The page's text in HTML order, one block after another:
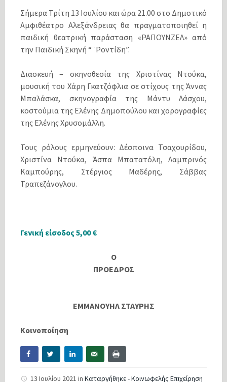
Σήμερα Τρίτη 13 Ιουλίου και ώρα 21.00 στο Δημοτικό
Αμφιθέατρο Αλεξάνδρειας θα πραγματοποιηθεί η
παιδική θεατρική παράσταση «ΡΑΠΟΥΝΖΕΛ» από
την Παιδική Σκηνή “¨Ροντίδη”.
Διασκευή – σκηνοθεσία της Χριστίνας Ντούκα,
μουσική του Χάρη Γκατζόφλια σε στίχους της Άννας
Μπαλάσκα, σκηνογραφία της Μάντυ Λάσχου,
κοστούμια της Ελένης Δημοπούλου και χορογραφίες
της Ελένης Χρυσομάλλη.
Τους ρόλους ερμηνεύουν: Δέσποινα Τσαχουρίδου,
Χριστίνα Ντούκα, Άσπα Μπατατόλη, Λαμπρινός
Καμπούρης, Στέργιος Μαδέρης, Σάββας
Τραπεζάνογλου.
Γενική είσοδος 5,00 €
Ο
ΠΡΟΕΔΡΟΣ
ΕΜΜΑΝΟΥΗΛ ΣΤΑΥΡΗΣ
Κοινοποίηση
13 Ιουλίου 2021 in Καταργήθηκε - Κοινωφελής Επιχείρηση